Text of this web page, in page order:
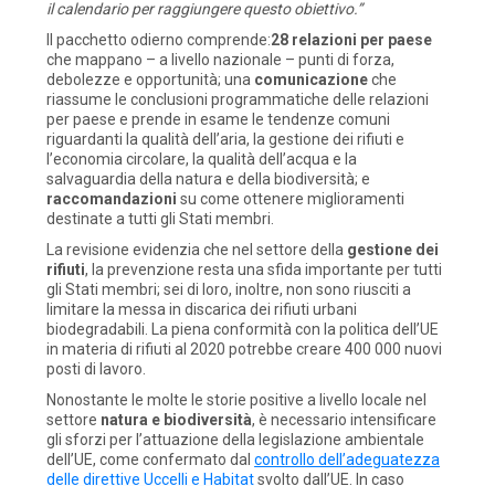
il calendario per raggiungere questo obiettivo.”
Il pacchetto odierno comprende:28 relazioni per paese
che mappano – a livello nazionale – punti di forza,
debolezze e opportunità; una comunicazioneche
riassume le conclusioni programmatiche delle relazioni
per paese e prende in esame le tendenze comuni
riguardanti la qualità dell’aria, la gestione dei rifiuti e
l’economia circolare, la qualità dell’acqua e la
salvaguardia della natura e della biodiversità; e
raccomandazioni su come ottenere miglioramenti
destinate a tutti gli Stati membri.
La revisione evidenzia che nel settore della gestione dei
rifiuti, la prevenzione resta una sfida importante per tutti
gli Stati membri; sei di loro, inoltre, non sono riusciti a
limitare la messa in discarica dei rifiuti urbani
biodegradabili. La piena conformità con la politica dell’UE
in materia di rifiuti al 2020 potrebbe creare 400 000 nuovi
posti di lavoro.
Nonostante le molte le storie positive a livello locale nel
settore natura e biodiversità, è necessario intensificare
gli sforzi per l’attuazione della legislazione ambientale
dell’UE, come confermato dalcontrollo dell’adeguatezza
delle direttive Uccelli e Habitatsvolto dall’UE. In caso